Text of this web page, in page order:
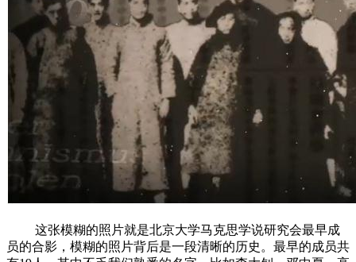
这张模糊的照片就是北京大学马克思学说研究会最早成
员的合影，模糊的照片背后是一段清晰的历史。最早的成员共